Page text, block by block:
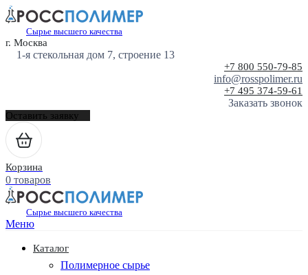
Сырье высшего качества
г. Москва
1-я стекольная дом 7, строение 13
+7 800 550-79-85
info@rosspolimer.ru
+7 495 374-59-61
Заказать звонок
Оставить заявку
Корзина
0 товаров
Сырье высшего качества
Меню
Каталог
Полимерное сырье